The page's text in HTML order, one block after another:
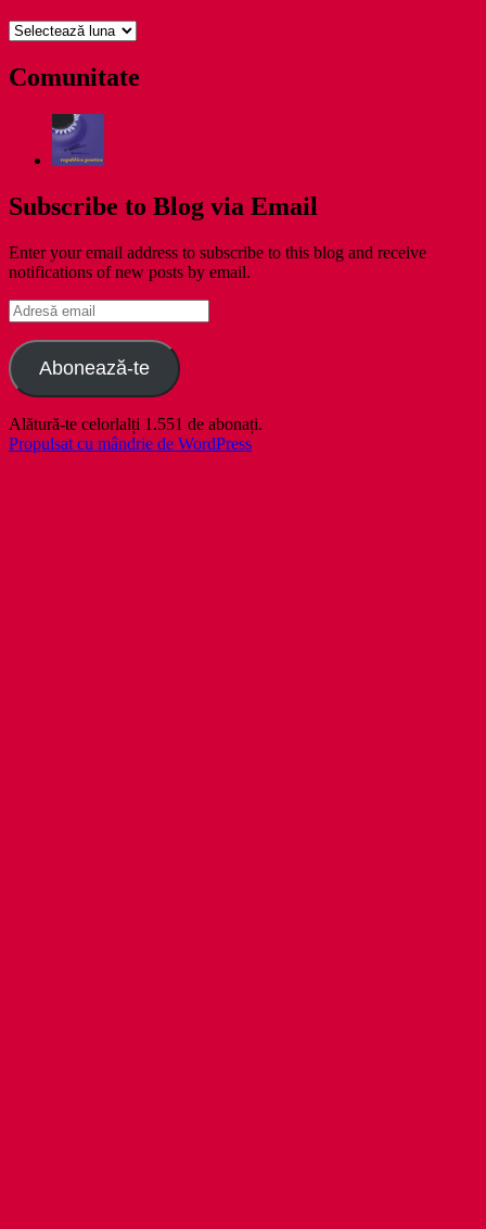
pe
Comunitate
Subscribe to Blog via Email
Enter your email address to subscribe to this blog and receive
notifications of new posts by email.
Adresă
email
Abonează-te
Alătură-te celorlalți 1.551 de abonați.
Propulsat cu mândrie de WordPress